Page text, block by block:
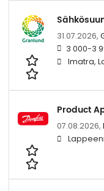
31.07.2026,
3 000-3
Imatra,
Product
07.08.2026,